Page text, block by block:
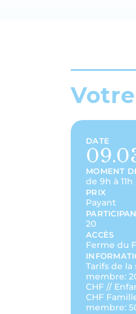
DATE
MOMENT
de 9h à 11h
PRIX
Payant
20
ACCÈS
Ferme du
Tarifs de la
membre:
CHF //
CHF
membre: